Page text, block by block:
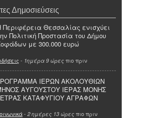
Δημοσιεύσεις
Περιφέρεια Θεσσαλίας ενισχύει
Πολιτική Προστασία του Δήμου
με 300.000 ευρώ
- 1ημέρα 9 ώρες πιο πριν
ΙΕΡΩΝ ΑΚΟΛΟΥΘΙΩΝ
ΑΥΓΟΥΣΤΟΥ ΙΕΡΑΣ ΜΟΝΗΣ
ΚΑΤΑΦΥΓΙΟΥ ΑΓΡΑΦΩΝ
- 2 ημέρες 13 ώρες πιο πριν